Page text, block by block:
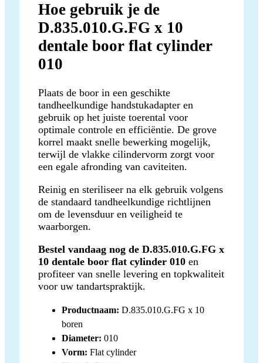
Hoe gebruik je de
D.835.010.G.FG x 10
dentale boor flat cylinder
010
Plaats de boor in een geschikte
tandheelkundige handstukadapter en
gebruik op het juiste toerental voor
optimale controle en efficiëntie. De grove
korrel maakt snelle bewerking mogelijk,
terwijl de vlakke cilindervorm zorgt voor
een egale afronding van caviteiten.
Reinig en steriliseer na elk gebruik volgens
de standaard tandheelkundige richtlijnen
om de levensduur en veiligheid te
waarborgen.
Bestel vandaag nog de D.835.010.G.FG x
10 dentale boor flat cylinder 010 en
profiteer van snelle levering en topkwaliteit
voor uw tandartspraktijk.
Productnaam: D.835.010.G.FG x 10
boren
Diameter: 010
Vorm: Flat cylinder